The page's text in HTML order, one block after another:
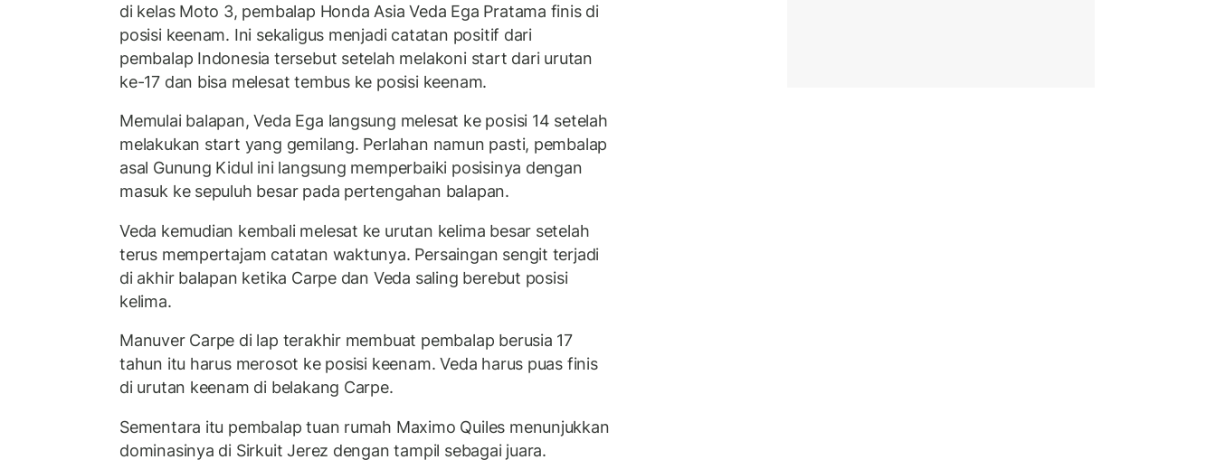
di kelas Moto 3, pembalap Honda Asia Veda Ega Pratama finis di
posisi keenam. Ini sekaligus menjadi catatan positif dari
pembalap Indonesia tersebut setelah melakoni start dari urutan
ke-17 dan bisa melesat tembus ke posisi keenam.
Memulai balapan, Veda Ega langsung melesat ke posisi 14 setelah
melakukan start yang gemilang. Perlahan namun pasti, pembalap
asal Gunung Kidul ini langsung memperbaiki posisinya dengan
masuk ke sepuluh besar pada pertengahan balapan.
Veda kemudian kembali melesat ke urutan kelima besar setelah
terus mempertajam catatan waktunya. Persaingan sengit terjadi
di akhir balapan ketika Carpe dan Veda saling berebut posisi
kelima.
Manuver Carpe di lap terakhir membuat pembalap berusia 17
tahun itu harus merosot ke posisi keenam. Veda harus puas finis
di urutan keenam di belakang Carpe.
Sementara itu pembalap tuan rumah Maximo Quiles menunjukkan
dominasinya di Sirkuit Jerez dengan tampil sebagai juara.